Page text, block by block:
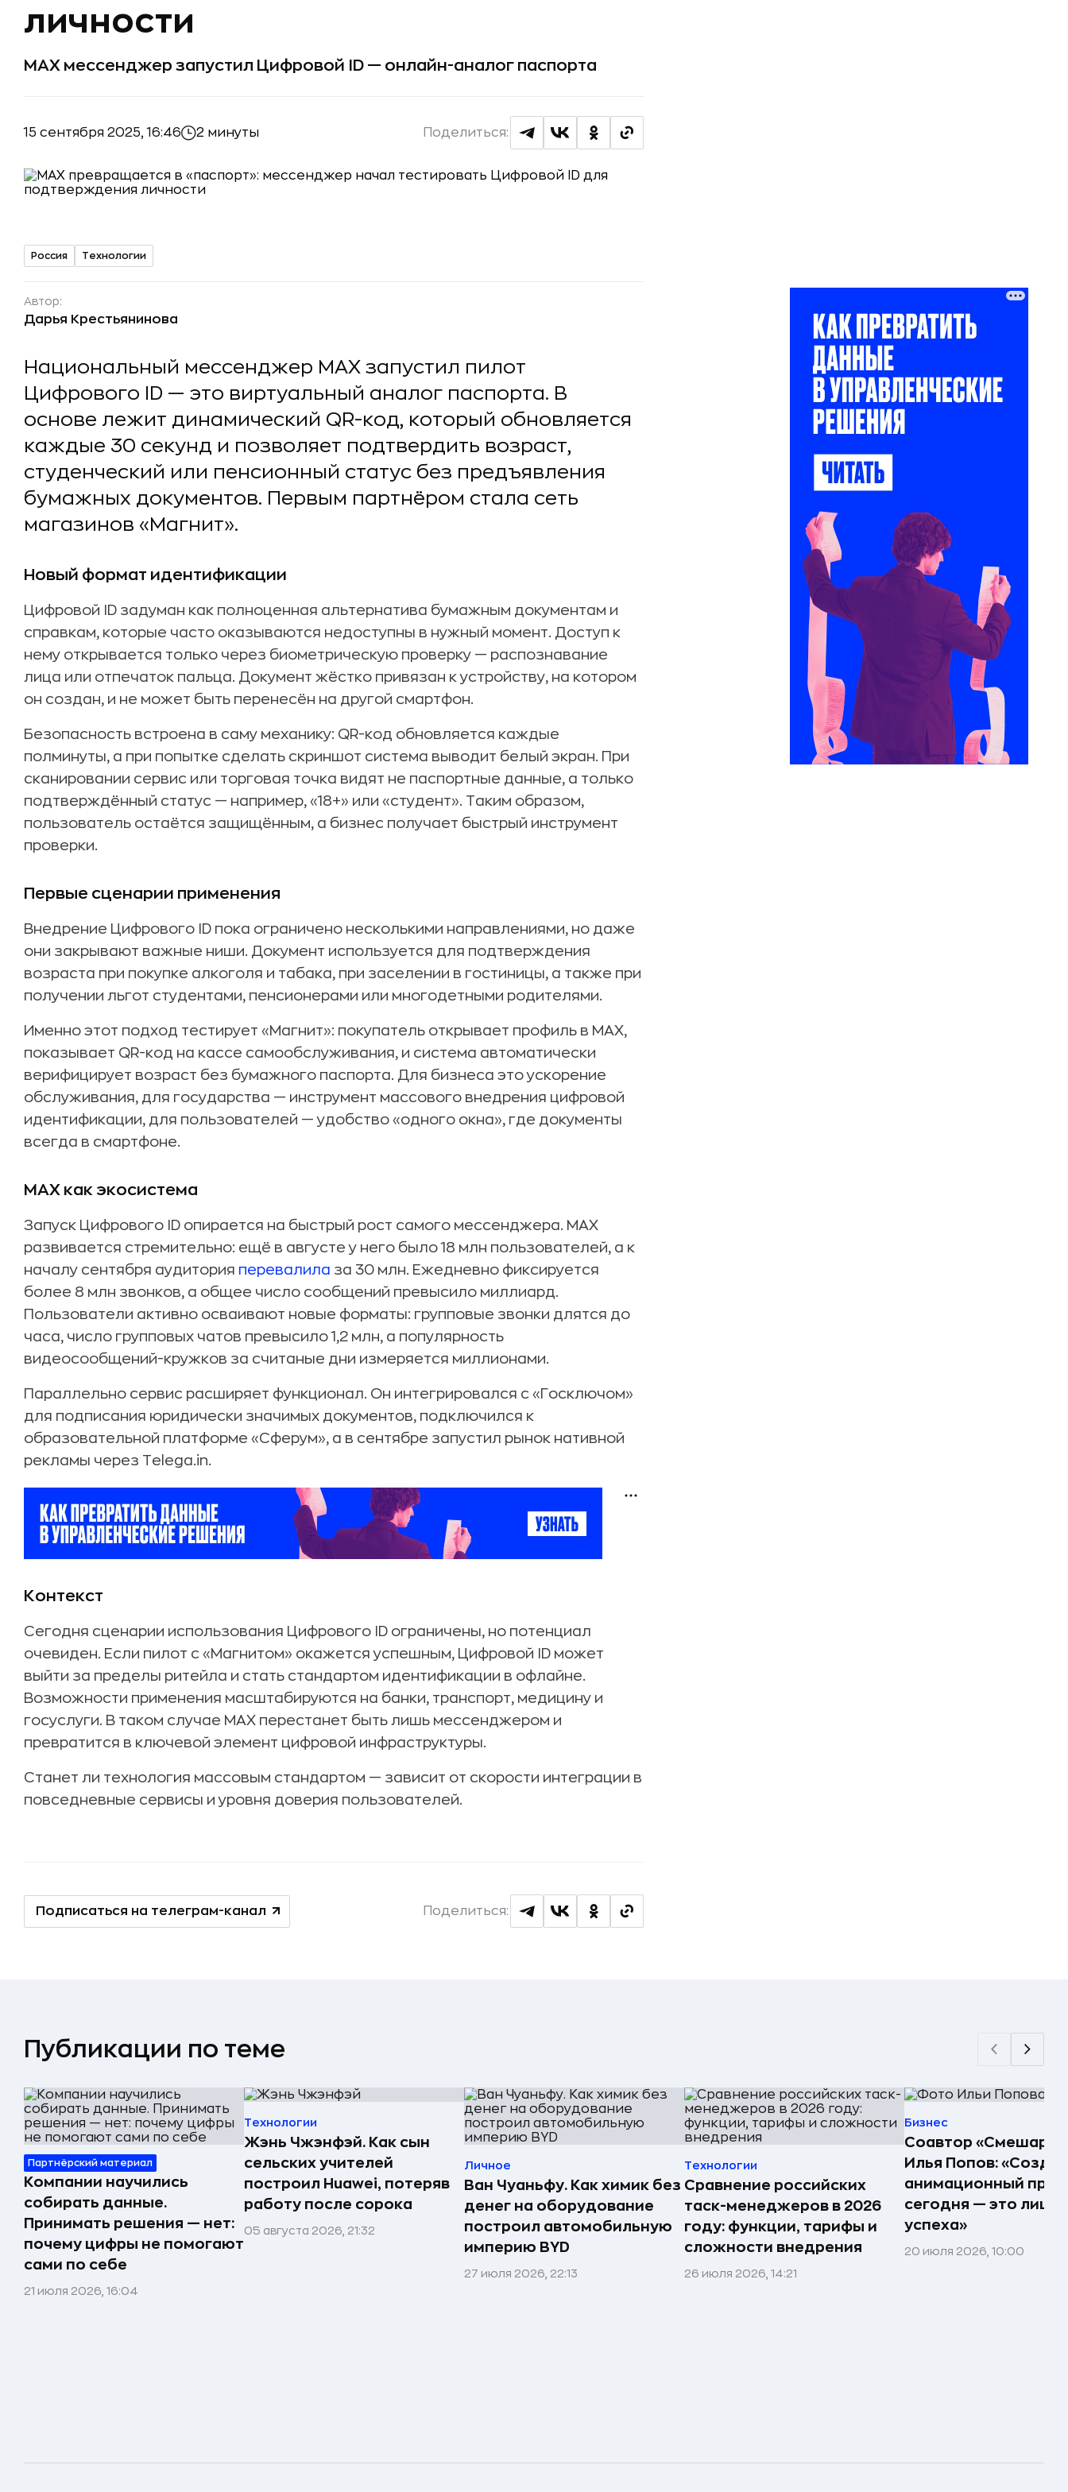
личности
MAX мессенджер запустил Цифровой ID — онлайн-аналог паспорта
15 сентября 2025, 16:46 2 минуты Поделиться:
Россия Технологии
Автор:
Дарья Крестьянинова
Национальный мессенджер MAX запустил пилот
Цифрового ID — это виртуальный аналог паспорта. В
основе лежит динамический QR-код, который обновляется
каждые 30 секунд и позволяет подтвердить возраст,
студенческий или пенсионный статус без предъявления
бумажных документов. Первым партнёром стала сеть
магазинов «Магнит».
Новый формат идентификации
Цифровой ID задуман как полноценная альтернатива бумажным документам и
справкам, которые часто оказываются недоступны в нужный момент. Доступ к
нему открывается только через биометрическую проверку — распознавание
лица или отпечаток пальца. Документ жёстко привязан к устройству, на котором
он создан, и не может быть перенесён на другой смартфон.
Безопасность встроена в саму механику: QR-код обновляется каждые
полминуты, а при попытке сделать скриншот система выводит белый экран. При
сканировании сервис или торговая точка видят не паспортные данные, а только
подтверждённый статус — например, «18+» или «студент». Таким образом,
пользователь остаётся защищённым, а бизнес получает быстрый инструмент
проверки.
Первые сценарии применения
Внедрение Цифрового ID пока ограничено несколькими направлениями, но даже
они закрывают важные ниши. Документ используется для подтверждения
возраста при покупке алкоголя и табака, при заселении в гостиницы, а также при
получении льгот студентами, пенсионерами или многодетными родителями.
Именно этот подход тестирует «Магнит»: покупатель открывает профиль в MAX,
показывает QR-код на кассе самообслуживания, и система автоматически
верифицирует возраст без бумажного паспорта. Для бизнеса это ускорение
обслуживания, для государства — инструмент массового внедрения цифровой
идентификации, для пользователей — удобство «одного окна», где документы
всегда в смартфоне.
MAX как экосистема
Запуск Цифрового ID опирается на быстрый рост самого мессенджера. MAX
развивается стремительно: ещё в августе у него было 18 млн пользователей, а к
началу сентября аудитория перевалила за 30 млн. Ежедневно фиксируется
более 8 млн звонков, а общее число сообщений превысило миллиард.
Пользователи активно осваивают новые форматы: групповые звонки длятся до
часа, число групповых чатов превысило 1,2 млн, а популярность
видеосообщений-кружков за считаные дни измеряется миллионами.
Параллельно сервис расширяет функционал. Он интегрировался с «Госключом»
для подписания юридически значимых документов, подключился к
образовательной платформе «Сферум», а в сентябре запустил рынок нативной
рекламы через Telega.in.
Контекст
Сегодня сценарии использования Цифрового ID ограничены, но потенциал
очевиден. Если пилот с «Магнитом» окажется успешным, Цифровой ID может
выйти за пределы ритейла и стать стандартом идентификации в офлайне.
Возможности применения масштабируются на банки, транспорт, медицину и
госуслуги. В таком случае MAX перестанет быть лишь мессенджером и
превратится в ключевой элемент цифровой инфраструктуры.
Станет ли технология массовым стандартом — зависит от скорости интеграции в
повседневные сервисы и уровня доверия пользователей.
Подписаться на телеграм-канал Поделиться:
Публикации по теме
Партнёрский материал
Компании научились
собирать данные.
Принимать решения — нет:
почему цифры не помогают
сами по себе
21 июля 2026, 16:04
Технологии
Жэнь Чжэнфэй. Как сын
сельских учителей
построил Huawei, потеряв
работу после сорока
05 августа 2026, 21:32
Личное
Ван Чуаньфу. Как химик без
денег на оборудование
построил автомобильную
империю BYD
27 июля 2026, 22:13
Технологии
Сравнение российских
таск-менеджеров в 2026
году: функции, тарифы и
сложности внедрения
26 июля 2026, 14:21
Бизнес
Соавтор
Илья Попов:
анимационный
сегодня — это лишь
успеха»
20 июля 2026, 10:00